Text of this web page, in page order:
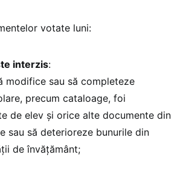
votate luni:
interzis:
modifice sau să completeze
precum cataloage, foi
de elev și orice alte documente din
sau să deterioreze bunurile din
de învățământ;